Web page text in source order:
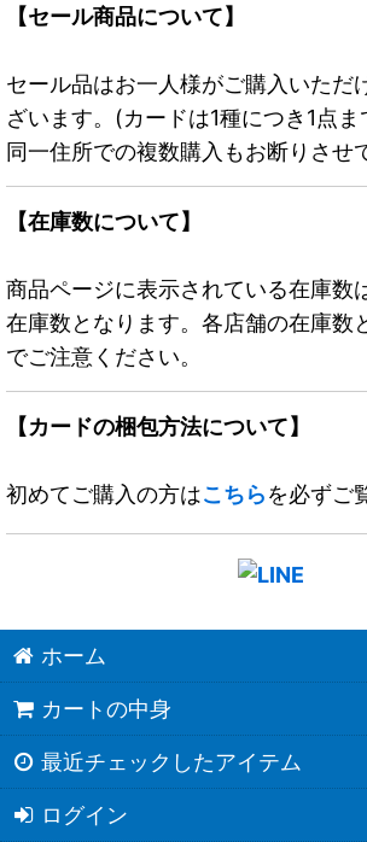
【セール商品について】
セール品はお一人様がご購入いただ
ざいます。(カードは1種につき1点ま
同一住所での複数購入もお断りさせ
【在庫数について】
商品ページに表示されている在庫数
在庫数となります。各店舗の在庫数
でご注意ください。
【カードの梱包方法について】
初めてご購入の方はこちらを必ずご
ホーム
カートの中身
最近チェックしたアイテム
ログイン